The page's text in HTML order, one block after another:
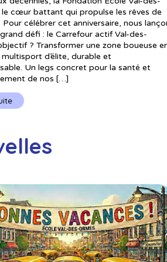
cœur battant qui propulse les rêves de
Pour célébrer cet anniversaire, nous
défi : le Carrefour actif Val-des-
? Transformer une zone boueuse
d’élite, durable et
Un legs concret pour la santé et
de nos […]